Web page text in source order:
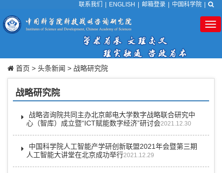
联系我们 ENGLISH 邮箱登录 中国科学院
首页 > 头条新闻 > 战略研究院
战略研究院
战略咨询院共同主办北京邮电大学数字战略联合研究中
心（智库）成立暨“ICT赋能数字经济”研讨会2021.12.30
中国科学院人工智能产学研创新联盟2021年会暨第三期
人工智能大讲堂在北京成功举行2021.12.29